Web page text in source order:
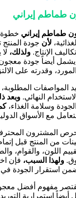
طماطم إيراني
طماطم إيراني خطوة
لأن جودة
الإنتاج. ولذلك،
يشمل أيضاً جودة
وقدرته على
المواصفات
النهائي. وبعد
وسلامة الغذاء،
مع الأسواق
المشترون
من المنتج قبل إتمام
اللون، والقوام،
ولهذا السبب، فإن
استقرار الجودة
مفهوم أفضل
أيضاً استمرارية